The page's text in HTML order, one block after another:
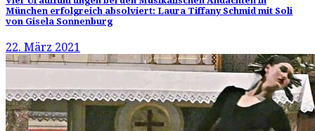
München erfolgreich absolviert: Laura Tiffany Schmid mit Soli
von Gisela Sonnenburg
22. März 2021